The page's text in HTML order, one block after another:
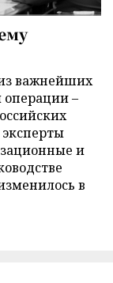
важнейших
операции –
и
в